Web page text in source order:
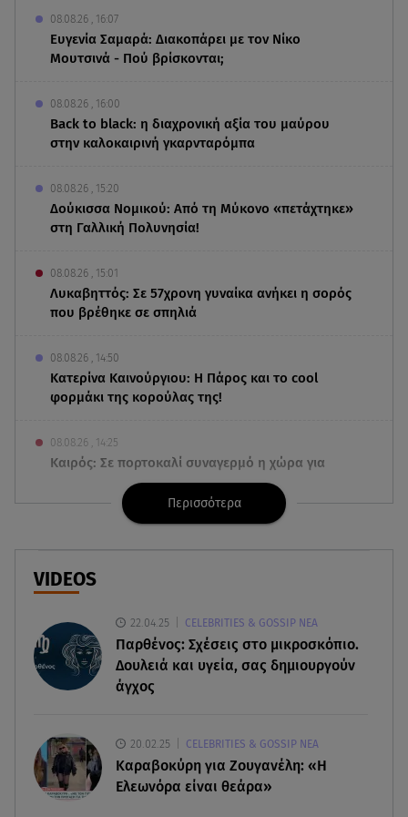
08.08.26 , 16:07
Ευγενία Σαμαρά: Διακοπάρει με τον Νίκο
Μουτσινά - Πού βρίσκονται;
08.08.26 , 16:00
Back to black: η διαχρονική αξία του μαύρου
στην καλοκαιρινή γκαρνταρόμπα
08.08.26 , 15:20
Δούκισσα Νομικού: Από τη Μύκονο «πετάχτηκε»
στη Γαλλική Πολυνησία!
08.08.26 , 15:01
Λυκαβηττός: Σε 57χρονη γυναίκα ανήκει η σορός
που βρέθηκε σε σπηλιά
08.08.26 , 14:50
Κατερίνα Καινούργιου: Η Πάρος και το cool
φορμάκι της κορούλας της!
08.08.26 , 14:25
Καιρός: Σε πορτοκαλί συναγερμό η χώρα για
φωτιές τα επόμενα 24ωρα
Summer fling: Γιατί να πεις ναι σε έναν
Αθηνά Οικονομάκου: Οι... hot αναρτήσεις της με
animal print μπικίνι!
από τα λιμάνια της Αττικής
08.08.26 , 13:29
Θρίλερ στον Λυκαβηττό: Βρέθηκε σορός σε
Περισσότερα
VIDEOS
22.04.25 CELEBRITIES & GOSSIP ΝΕΑ
Παρθένος: Σχέσεις στο μικροσκόπιο.
Δουλειά και υγεία, σας δημιουργούν
άγχος
20.02.25 CELEBRITIES & GOSSIP ΝΕΑ
Καραβοκύρη για Ζουγανέλη: «Η
Ελεωνόρα είναι θεάρα»